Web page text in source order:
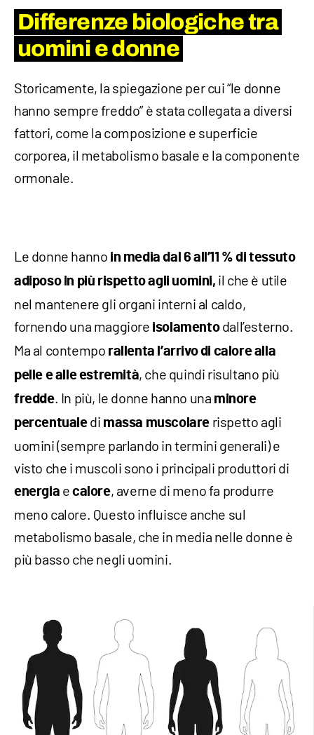
Differenze biologiche tra
uomini e donne
Storicamente, la spiegazione per cui “le donne
hanno sempre freddo” è stata collegata a diversi
fattori, come la composizione e superficie
corporea, il metabolismo basale e la componente
ormonale.
Le donne hanno in media dal 6 all’11 % di tessuto
adiposo in più rispetto agli uomini, il che è utile
nel mantenere gli organi interni al caldo,
fornendo una maggiore isolamentodall’esterno.
Ma al contempo rallenta l’arrivo di calore alla
pelle e alle estremità, che quindi risultano più
fredde. In più, le donne hanno una minore
percentualedi massa muscolare rispetto agli
uomini (sempre parlando in termini generali) e
visto che i muscoli sono i principali produttori di
energia ecalore, averne di meno fa produrre
meno calore. Questo influisce anche sul
metabolismo basale, che in media nelle donne è
più basso che negli uomini.